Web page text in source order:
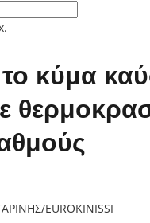
το κύμα
EUROKINISSI